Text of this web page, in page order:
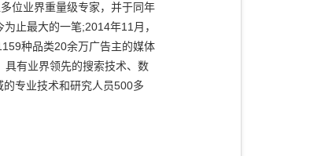
位业界重量级专家，并于同年
止最大的一笔;2014年11月，
种品类20余万广告主的媒体
有业界领先的搜索技术、数
专业技术和研究人员500多